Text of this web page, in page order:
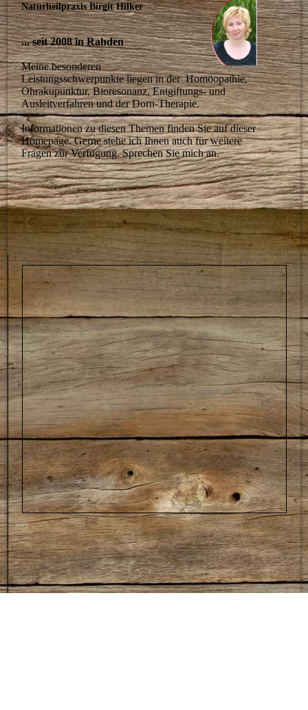
Naturheilpraxis Birgit Hilker
... seit 2008 in Rahden
Meine besonderen
Leistungsschwerpunkte liegen in der Homöopathie,
Ohrakupunktur, Bioresonanz, Entgiftungs- und
Ausleitverfahren und der Dorn-Therapie.
Informationen zu diesen Themen finden Sie auf dieser
Homepage. Gerne stehe ich Ihnen auch für weitere
Fragen zur Verfügung. Sprechen Sie mich an.